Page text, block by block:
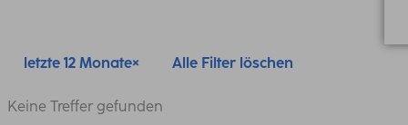
letzte 12 Monate Alle Filter löschen
Keine Treffer gefunden